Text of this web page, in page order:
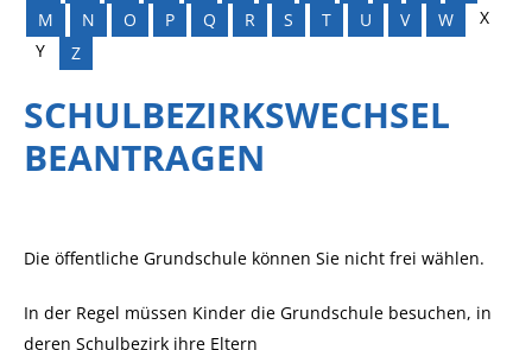
M
N O P Q R S T U V W
X
Y
Z
SCHULBEZIRKSWECHSEL
BEANTRAGEN
Die öffentliche Grundschule können Sie nicht frei wählen.
In der Regel müssen Kinder die Grundschule besuchen, in
deren Schulbezirk ihre Eltern